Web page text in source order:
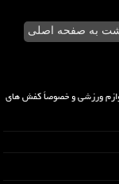
به صفحه اصلی
ورزشی و خصوصاً کفش های